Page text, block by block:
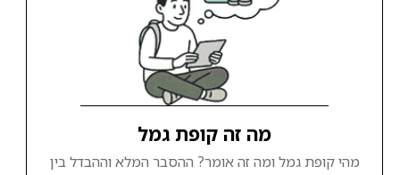
מה זה קופת גמל
מהי קופת גמל ומה זה אומר? ההסבר המלא וההבדל בין